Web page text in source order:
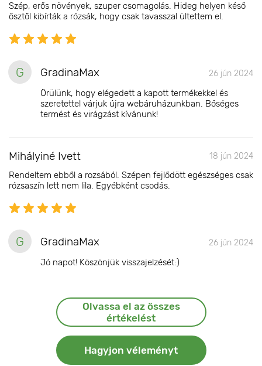
Szép, erős növények, szuper csomagolás. Hideg helyen késő
ősztől kibírták a rózsák, hogy csak tavasszal ültettem el.
G GradinaMax 26 jún 2024
Örülünk, hogy elégedett a kapott termékekkel és
szeretettel várjuk újra webáruházunkban. Bőséges
termést és virágzást kívánunk!
Mihályiné Ivett 18 jún 2024
Rendeltem ebből a rozsából. Szépen fejlődött egészséges csak
rózsaszín lett nem lila. Egyébként csodás.
G GradinaMax 26 jún 2024
Jó napot! Köszönjük visszajelzését:)
Olvassa el az összes
értékelést
Hagyjon véleményt